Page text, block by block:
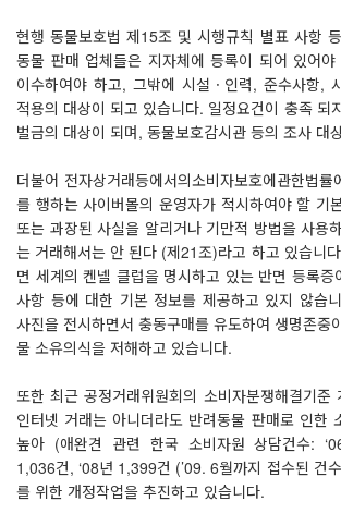
현행 동물보호법 제15조 및 시행규칙 별표 사항
동물 판매 업체들은 지자체에 등록이 되어 있어
이수하여야 하고, 그밖에 시설ㆍ인력, 준수사항,
적용의 대상이 되고 있습니다. 일정요건이 충족 되
벌금의 대상이 되며, 동물보호감시관 등의 조사 대
더불어 전자상거래등에서의소비자보호에관한법
를 행하는 사이버몰의 운영자가 적시하여야 할 기
또는 과장된 사실을 알리거나 기만적 방법을 사용
는 거래해서는 안 된다 (제21조)라고 하고 있습니
면 세계의 켄넬 클럽을 명시하고 있는 반면 등록증
사항 등에 대한 기본 정보를 제공하고 있지 않습
사진을 전시하면서 충동구매를 유도하여 생명존중
물 소유의식을 저해하고 있습니다.
또한 최근 공정거래위원회의 소비자분쟁해결기준
인터넷 거래는 아니더라도 반려동물 판매로 인한
높아 (애완견 관련 한국 소비자원 상담건수:
1,036건, ‘08년 1,399건 (’09. 6월까지 접수된 건
를 위한 개정작업을 추진하고 있습니다.